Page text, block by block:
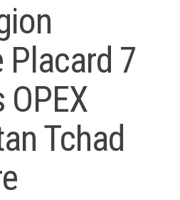
Placard 7
Tchad